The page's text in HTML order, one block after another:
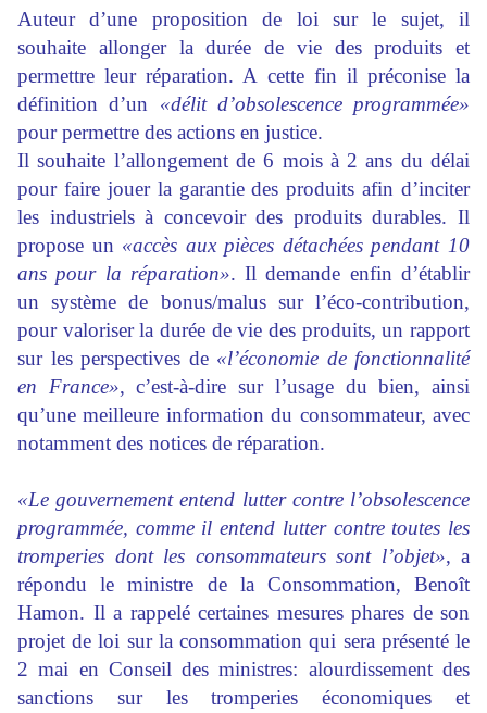
Auteur d’une proposition de loi sur le sujet, il
souhaite allonger la durée de vie des produits et
permettre leur réparation. A cette fin il préconise la
définition d’un «délit d’obsolescence programmée»
pour permettre des actions en justice.
Il souhaite l’allongement de 6 mois à 2 ans du délai
pour faire jouer la garantie des produits afin d’inciter
les industriels à concevoir des produits durables. Il
propose un «accès aux pièces détachées pendant 10
ans pour la réparation». Il demande enfin d’établir
un système de bonus/malus sur l’éco-contribution,
pour valoriser la durée de vie des produits, un rapport
sur les perspectives de «l’économie de fonctionnalité
en France», c’est-à-dire sur l’usage du bien, ainsi
qu’une meilleure information du consommateur, avec
notamment des notices de réparation.
«Le gouvernement entend lutter contre l’obsolescence
programmée, comme il entend lutter contre toutes les
tromperies dont les consommateurs sont l’objet», a
répondu le ministre de la Consommation, Benoît
Hamon. Il a rappelé certaines mesures phares de son
projet de loi sur la consommation qui sera présenté le
2 mai en Conseil des ministres: alourdissement des
sanctions sur les tromperies économiques et